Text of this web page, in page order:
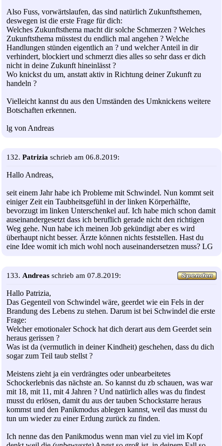
Also Fuss, vorwärtslaufen, das sind natürlich Zukunftsthemen,
deswegen ist die erste Frage für dich:
Welches Zukunftsthema macht dir solche Schmerzen ? Welches
Zukunftsthema müsstest du endlich mal angehen ? Welche
Handlungen stünden eigentlich an ? und welcher Anteil in dir
verhindert, blockiert und schmerzt dies alles so sehr dass er dich
nicht in deine Zukunft hineinlässt ?
Wo knickst du um, anstatt aktiv in Richtung deiner Zukunft zu
handeln ?
Vielleicht kannst du aus den Umständen des Umknickens weitere
Botschaften erkennen.
lg von Andreas
132. Patrizia schrieb am 06.8.2019:
Hallo Andreas,
seit einem Jahr habe ich Probleme mit Schwindel. Nun kommt seit
einiger Zeit ein Taubheitsgefühl in der linken Körperhälfte,
bevorzugt im linken Unterschenkel auf. Ich habe mich schon damit
auseinandergesetzt dass ich beruflich gerade nicht den richtigen
Weg gehe. Nun habe ich meinen Job gekündigt aber es wird
überhaupt nicht besser. Ärzte können nichts feststellen. Hast du
eine Idee womit ich mich wohl noch auseinandersetzen muss? LG
133. Andreas schrieb am 07.8.2019:
Hallo Patrizia,
Das Gegenteil von Schwindel wäre, geerdet wie ein Fels in der
Brandung des Lebens zu stehen. Darum ist bei Schwindel die erste
Frage:
Welcher emotionaler Schock hat dich derart aus dem Geerdet sein
heraus gerissen ?
Was ist da (vermutlich in deiner Kindheit) geschehen, dass du dich
sogar zum Teil taub stellst ?
Meistens zieht ja ein verdrängtes oder unbearbeitetes
Schockerlebnis das nächste an. So kannst du zb schauen, was war
mit 18, mit 11, mit 4 Jahren ? Und natürlich alles was du findest
musst du erlösen, damit du aus der tauben Schockstarre heraus
kommst und den Panikmodus ablegen kannst, weil das musst du
tun um wieder zu einer Erdung zurück zu finden.
Ich nenne das den Panikmodus wenn man viel zu viel im Kopf